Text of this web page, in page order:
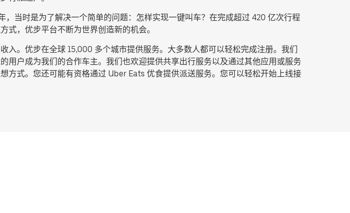
当时是为了解决一个简单的问题：怎样实现一键叫车？在完成超过 420 亿次行程
式，优步平台不断为世界创造新的机会。
。优步在全球 15,000 多个城市提供服务。大多数人都可以轻松完成注册。我们
户成为我们的合作车主。我们也欢迎提供共享出行服务以及通过其他应用或服务
式。您还可能有资格通过 Uber Eats 优食提供派送服务。您可以轻松开始上线接